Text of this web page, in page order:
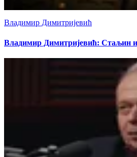
Владимир Димитријевић
Владимир Димитријевић: Стаљин